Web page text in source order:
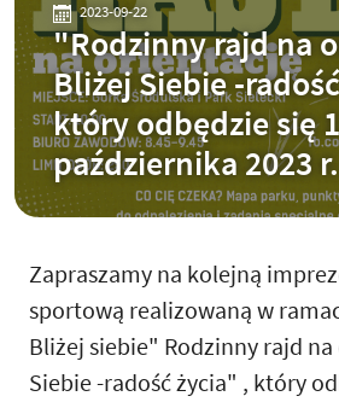
2023-09-22
"Rodzinny rajd na
Bliżej Siebie -
który odbędzie się 1
października 2023 r.
Zapraszamy na kolejną
sportową realizowaną w
Bliżej siebie" Rodzinny rajd
Siebie -radość życia" , który